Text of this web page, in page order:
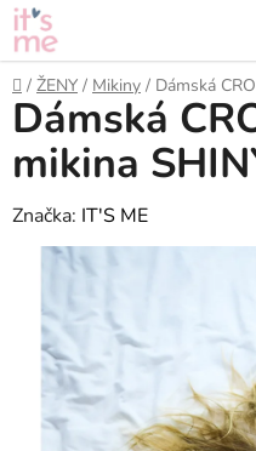
Přejít
na
obsah
Domů
/ ŽENY / Mikiny / Dámská
Dámská
mikina
Značka: IT'S ME